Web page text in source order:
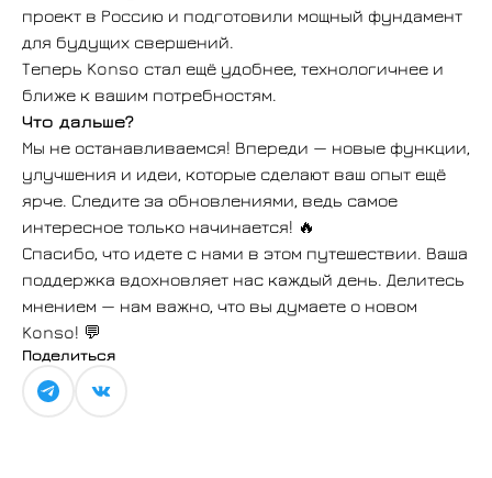
проект в Россию и подготовили мощный фундамент
для будущих свершений.
Теперь Konso стал ещё удобнее, технологичнее и
ближе к вашим потребностям.
Что дальше?
Мы не останавливаемся! Впереди — новые функции,
улучшения и идеи, которые сделают ваш опыт ещё
ярче. Следите за обновлениями, ведь самое
интересное только начинается! 🔥
Спасибо, что идете с нами в этом путешествии. Ваша
поддержка вдохновляет нас каждый день. Делитесь
мнением — нам важно, что вы думаете о новом
Konso! 💬
Поделиться